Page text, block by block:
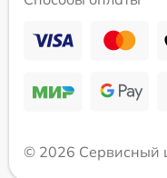
© 2026 Сервисный